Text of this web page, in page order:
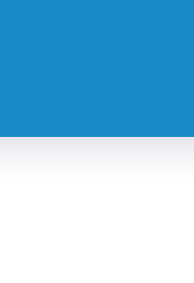
LEBEN & ALLTAG